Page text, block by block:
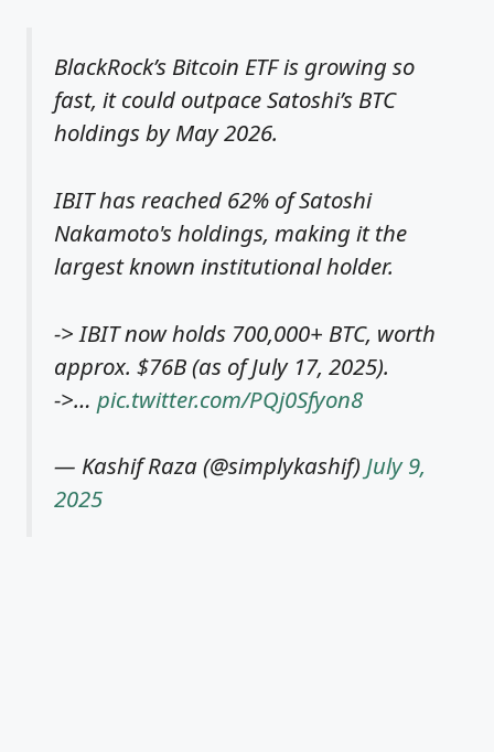
BlackRock’s Bitcoin ETF is growing so
fast, it could outpace Satoshi’s BTC
holdings by May 2026.
IBIT has reached 62% of Satoshi
Nakamoto's holdings, making it the
largest known institutional holder.
-> IBIT now holds 700,000+ BTC, worth
approx. $76B (as of July 17, 2025).
->… pic.twitter.com/PQj0Sfyon8
— Kashif Raza (@simplykashif) July 9,
2025